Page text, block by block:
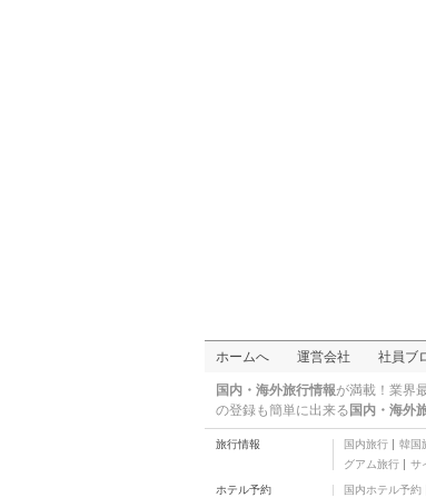
ホームへ 運営会社 社員ブ
国内・海外旅行情報が満載！業界
の登録も簡単に出来る 国内・海外
旅行情報 国内旅行 韓国
グアム旅行
サ
ホテル予約 国内ホテル予約